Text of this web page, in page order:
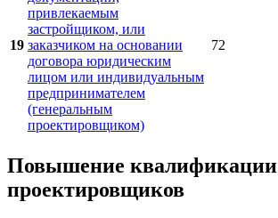
19
привлекаемым
застройщиком, или
заказчиком на основании
договора юридическим
лицом или индивидуальным
предпринимателем
(генеральным
проектировщиком)
72
Повышение квалификации
проектировщиков